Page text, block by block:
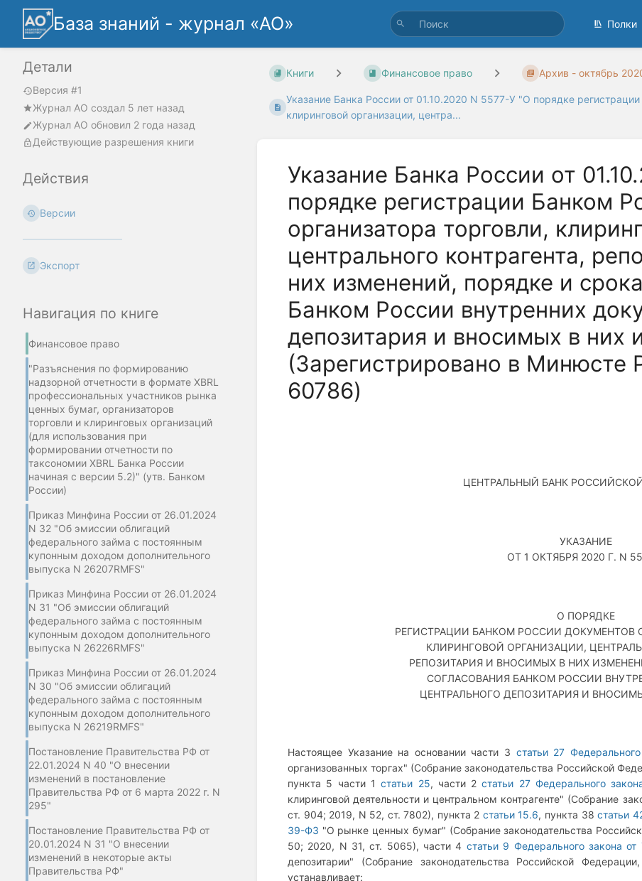
База знаний - журнал «АО» Полки
Детали
Версия #1
Журнал АО создал 5 лет назад
Журнал АО обновил 2 года назад
Действующие разрешения книги
Действия
Версии
Экспорт
Навигация по книге
Финансовое право
"Разъяснения по формированию
надзорной отчетности в формате XBRL
профессиональных участников рынка
ценных бумаг, организаторов
торговли и клиринговых организаций
(для использования при
формировании отчетности по
таксономии XBRL Банка России
начиная с версии 5.2)" (утв. Банком
России)
Приказ Минфина России от 26.01.2024
N 32 "Об эмиссии облигаций
федерального займа с постоянным
купонным доходом дополнительного
выпуска N 26207RMFS"
Приказ Минфина России от 26.01.2024
N 31 "Об эмиссии облигаций
федерального займа с постоянным
купонным доходом дополнительного
выпуска N 26226RMFS"
Приказ Минфина России от 26.01.2024
N 30 "Об эмиссии облигаций
федерального займа с постоянным
купонным доходом дополнительного
выпуска N 26219RMFS"
Постановление Правительства РФ от
22.01.2024 N 40 "О внесении
изменений в постановление
Правительства РФ от 6 марта 2022 г. N
295"
Постановление Правительства РФ от
20.01.2024 N 31 "О внесении
изменений в некоторые акты
Правительства РФ"
Книги Финансовое право Архив - октябрь
Указание Банка России от 01.10.2020 N 5577-У "О порядке
клиринговой организации, центра...
Указание Банка России от
порядке регистрации Банком
организатора торговли,
центрального контрагента,
них изменений, порядке и
Банком России внутренних
депозитария и вносимых в них
(Зарегистрировано в Минюсте
60786)
ЦЕНТРАЛЬНЫЙ БАНК
УКАЗАНИЕ
ОТ 1 ОКТЯБРЯ 2020 Г. N
О ПОРЯДКЕ
РЕГИСТРАЦИИ БАНКОМ РОССИИ ДОКУМЕНТОВ
КЛИРИНГОВОЙ ОРГАНИЗАЦИИ,
РЕПОЗИТАРИЯ И ВНОСИМЫХ В НИХ
СОГЛАСОВАНИЯ БАНКОМ РОССИИ
ЦЕНТРАЛЬНОГО ДЕПОЗИТАРИЯ И
Настоящее Указание на основании части 3 статьи 27
организованных торгах" (Собрание законодательства Российской
пункта 5 части 1статьи 25, части 2статьи 27 Федерального
клиринговой деятельности и центральном контрагенте" (Собрание
ст. 904; 2019, N 52, ст. 7802), пункта 2 статьи 15.6, пункта 38статьи
39-ФЗ "О рынке ценных бумаг" (Собрание законодательства
50; 2020, N 31, ст. 5065), части 4 статьи 9 Федерального закона
депозитарии" (Собрание законодательства Российской
устанавливает: